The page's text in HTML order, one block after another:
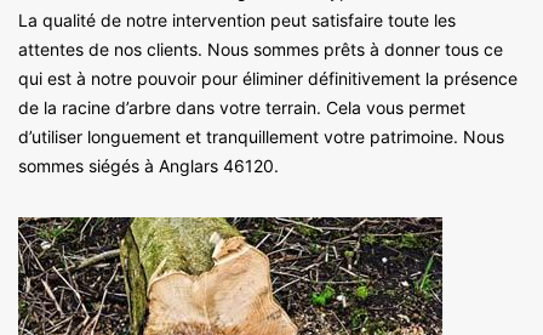
La qualité de notre intervention peut satisfaire toute les
attentes de nos clients. Nous sommes prêts à donner tous ce
qui est à notre pouvoir pour éliminer définitivement la présence
de la racine d’arbre dans votre terrain. Cela vous permet
d’utiliser longuement et tranquillement votre patrimoine. Nous
sommes siégés à Anglars 46120.